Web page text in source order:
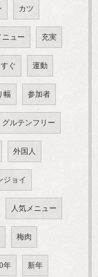
カツ
ニュー 充実
すぐ 運動
幅 参加者
グルテンフリー
外国人
ジョイ
人気メニュー
梅肉
年 新年